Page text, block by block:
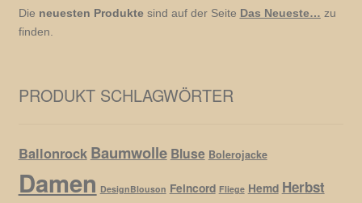
Die neuesten Produktesind auf der Seite Das Neueste… zu
finden.
PRODUKT SCHLAGWÖRTER
Ballonrock Baumwolle Bluse Bolerojacke
Damen DesignBlouson Feincord Fliege Hemd Herbst